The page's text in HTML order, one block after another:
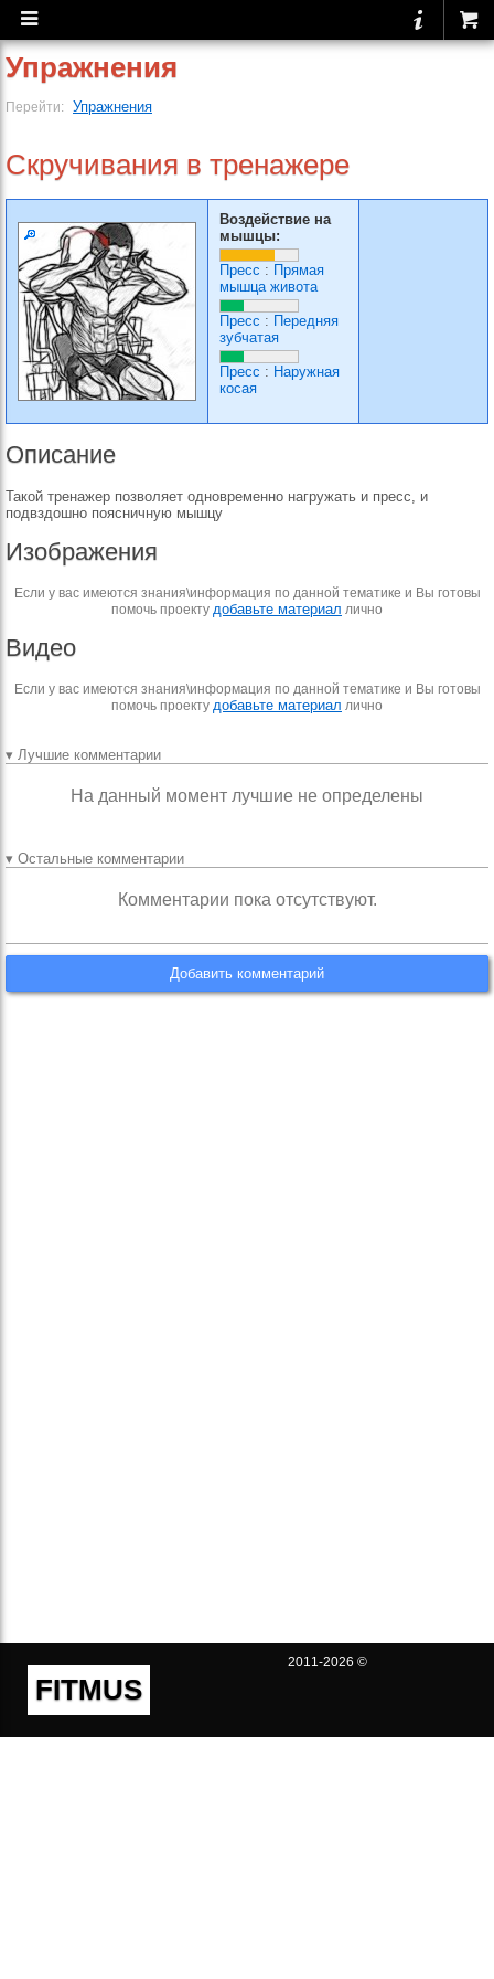
Упражнения
Перейти: Упражнения
Скручивания в тренажере
Воздействие на
мышцы:
Пресс : Прямая
мышца живота
Пресс : Передняя
зубчатая
Пресс : Наружная
косая
Описание
Такой тренажер позволяет одновременно нагружать и пресс, и
подвздошно поясничную мышцу
Изображения
Если у вас имеются знания\информация по данной тематике и Вы готовы
помочь проекту добавьте материал лично
Видео
Если у вас имеются знания\информация по данной тематике и Вы готовы
помочь проекту добавьте материал лично
▾ Лучшие комментарии
На данный момент лучшие не определены
▾ Остальные комментарии
Комментарии пока отсутствуют.
Добавить комментарий
FITMUS
2011-2026 ©